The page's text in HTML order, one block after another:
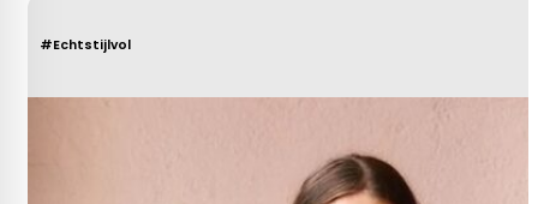
#Echtstijlvol